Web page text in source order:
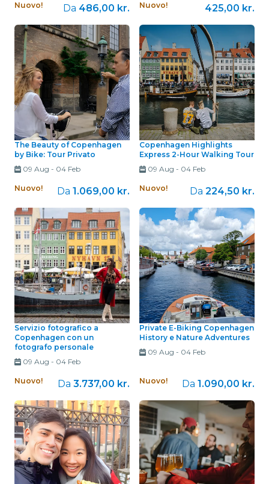
Nuovo! Da 486,00 kr. Nuovo! 425,00 kr.
The Beauty of Copenhagen
by Bike: Tour Privato
09 Aug - 04 Feb
Nuovo! Da 1.069,00 kr.
Copenhagen Highlights
Express 2-Hour Walking Tour
09 Aug - 04 Feb
Nuovo! Da 224,50 kr.
Servizio fotografico a
Copenhagen con un
fotografo personale
09 Aug - 04 Feb
Nuovo! Da 3.737,00 kr.
Private E-Biking Copenhagen
History e Nature Adventures
09 Aug - 04 Feb
Nuovo! Da 1.090,00 kr.